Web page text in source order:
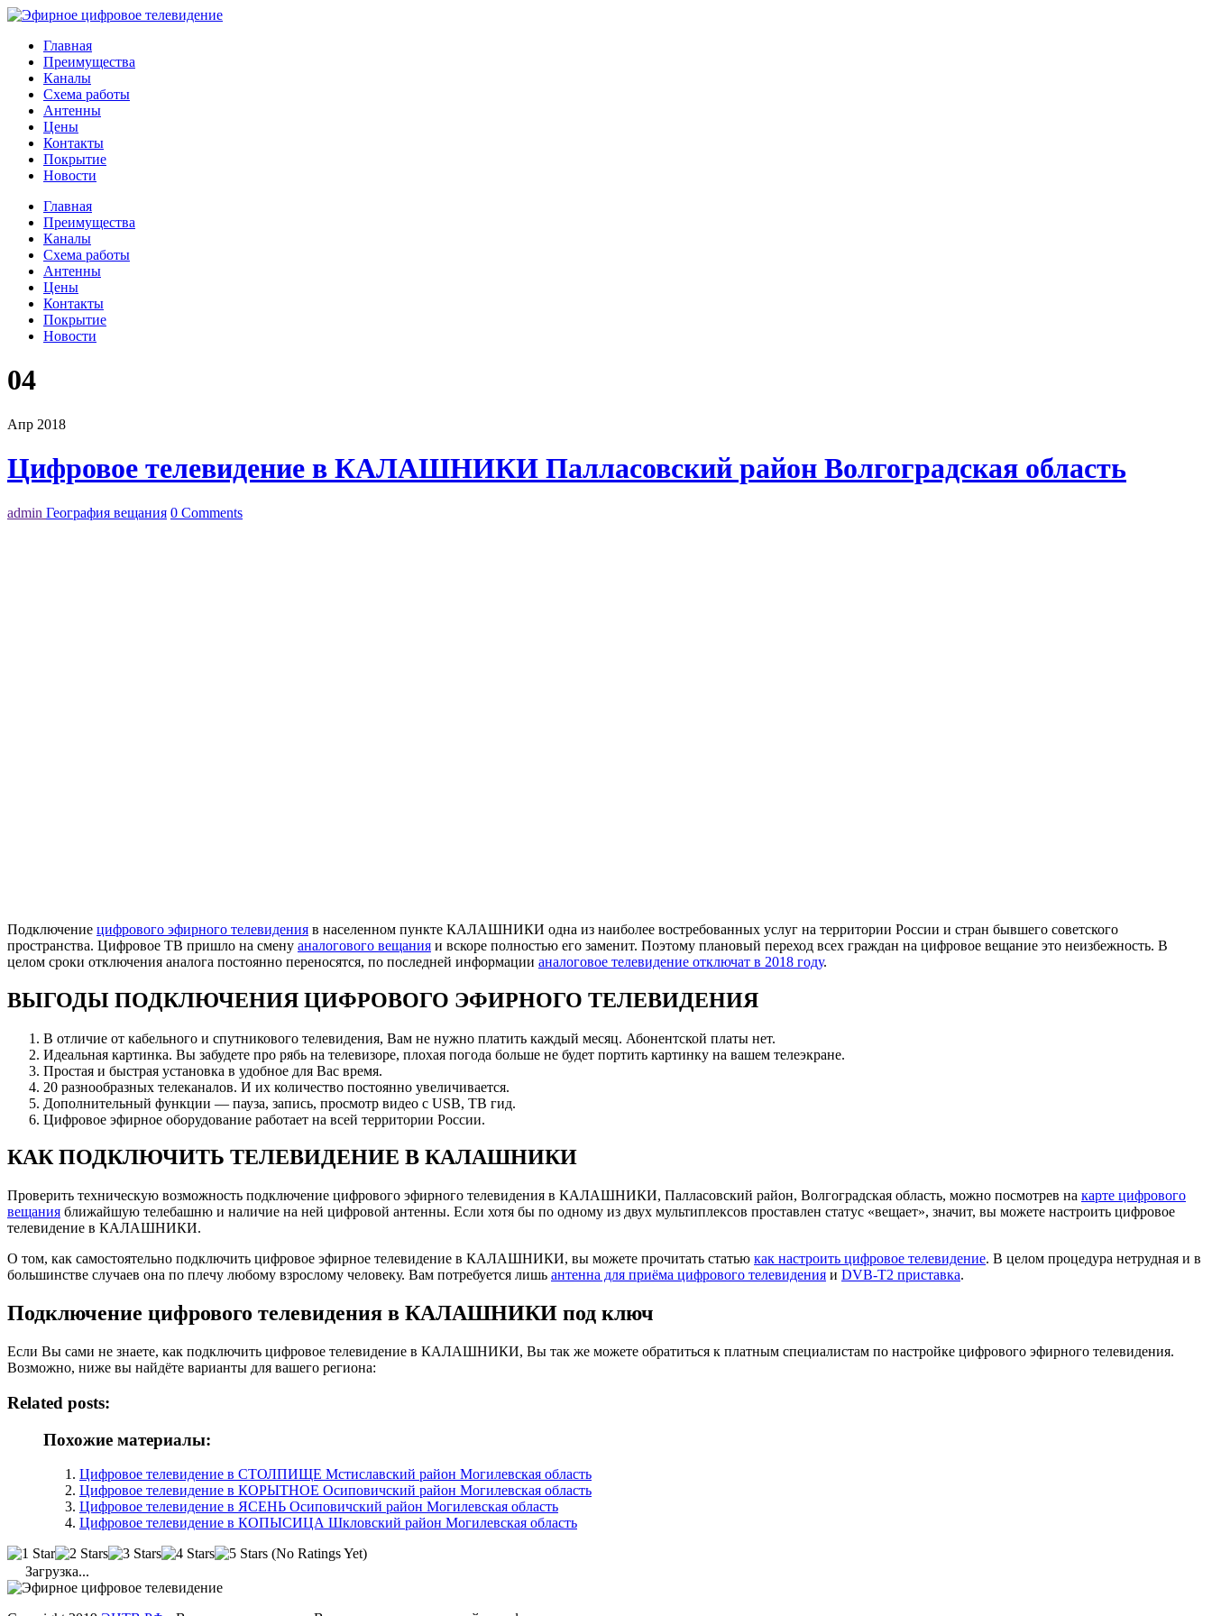
Главная
Преимущества
Каналы
Схема работы
Антенны
Цены
Контакты
Покрытие
Новости
Главная
Преимущества
Каналы
Схема работы
Антенны
Цены
Контакты
Покрытие
Новости
04
Апр 2018
Цифровое телевидение в КАЛАШНИКИ Палласовский район Волгоградская область
admin География вещания 0 Comments
Подключение цифрового эфирного телевидения в населенном пункте КАЛАШНИКИ одна из наиболее востребованных услуг на территории России и стран бывшего советского
пространства. Цифровое ТВ пришло на смену аналогового вещания и вскоре полностью его заменит. Поэтому плановый переход всех граждан на цифровое вещание это неизбежность. В
целом сроки отключения аналога постоянно переносятся, по последней информации аналоговое телевидение отключат в 2018 году.
ВЫГОДЫ ПОДКЛЮЧЕНИЯ ЦИФРОВОГО ЭФИРНОГО ТЕЛЕВИДЕНИЯ
В отличие от кабельного и спутникового телевидения, Вам не нужно платить каждый месяц. Абонентской платы нет.
Идеальная картинка. Вы забудете про рябь на телевизоре, плохая погода больше не будет портить картинку на вашем телеэкране.
Простая и быстрая установка в удобное для Вас время.
20 разнообразных телеканалов. И их количество постоянно увеличивается.
Дополнительный функции — пауза, запись, просмотр видео с USB, ТВ гид.
Цифровое эфирное оборудование работает на всей территории России.
КАК ПОДКЛЮЧИТЬ ТЕЛЕВИДЕНИЕ В КАЛАШНИКИ
Проверить техническую возможность подключение цифрового эфирного телевидения в КАЛАШНИКИ, Палласовский район, Волгоградская область, можно посмотрев на карте цифрового
вещания ближайшую телебашню и наличие на ней цифровой антенны. Если хотя бы по одному из двух мультиплексов проставлен статус «вещает», значит, вы можете настроить цифровое
телевидение в КАЛАШНИКИ.
О том, как самостоятельно подключить цифровое эфирное телевидение в КАЛАШНИКИ, вы можете прочитать статью как настроить цифровое телевидение. В целом процедура нетрудная и в
большинстве случаев она по плечу любому взрослому человеку. Вам потребуется лишь антенна для приёма цифрового телевидения и DVB-T2 приставка.
Подключение цифрового телевидения в КАЛАШНИКИ под ключ
Если Вы сами не знаете, как подключить цифровое телевидение в КАЛАШНИКИ, Вы так же можете обратиться к платным специалистам по настройке цифрового эфирного телевидения.
Возможно, ниже вы найдёте варианты для вашего региона:
Related posts:
Похожие материалы:
Цифровое телевидение в СТОЛПИЩЕ Мстиславский район Могилевская область
Цифровое телевидение в КОРЫТНОЕ Осиповичский район Могилевская область
Цифровое телевидение в ЯСЕНЬ Осиповичский район Могилевская область
Цифровое телевидение в КОПЫСИЦА Шкловский район Могилевская область
(No Ratings Yet)
Загрузка...